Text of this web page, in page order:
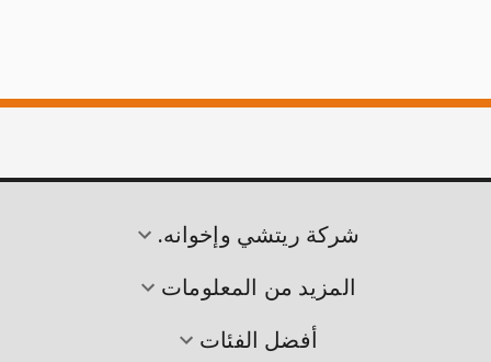
شركة ريتشي وإخوانه.
المزيد من المعلومات
أفضل الفئات